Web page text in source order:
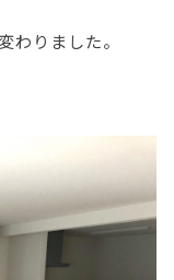
わりました。